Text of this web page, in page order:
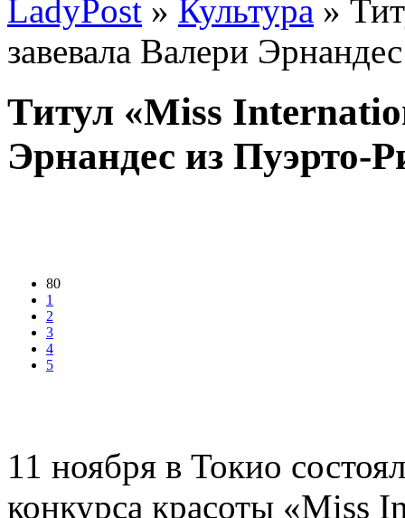
LadyPost » Культура »
завевала Валери
Титул «Miss
Эрнандес из Пуэрто-
80
1
2
3
4
5
11 ноября в Токио
конкурса красоты «Miss